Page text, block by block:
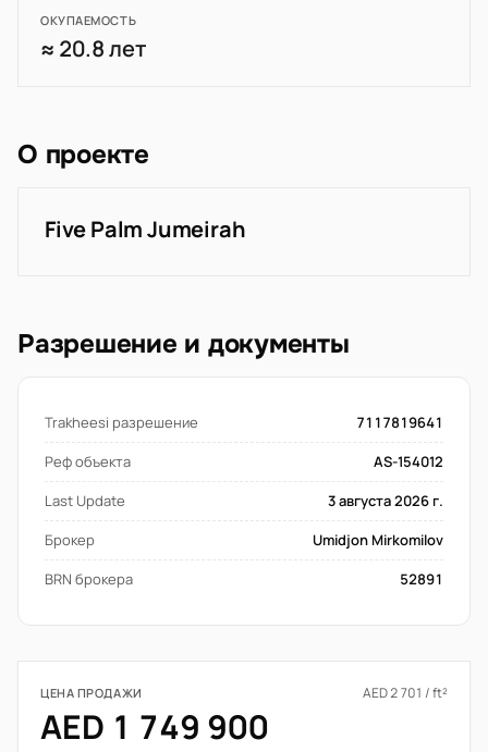
ОКУПАЕМОСТЬ
≈ 20.8 лет
О проекте
Five Palm Jumeirah
Разрешение и документы
Trakheesi разрешение
7117819641
Реф объекта
AS-154012
Last Update
3 августа 2026 г.
Брокер
Umidjon Mirkomilov
BRN брокера
52891
ЦЕНА ПРОДАЖИ AED 2 701 / ft²
AED 1 749 900